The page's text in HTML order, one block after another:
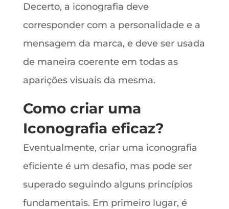
Decerto, a iconografia deve
corresponder com a personalidade e a
mensagem da marca, e deve ser usada
de maneira coerente em todas as
aparições visuais da mesma.
Como criar uma
Iconografia eficaz?
Eventualmente, criar uma iconografia
eficiente é um desafio, mas pode ser
superado seguindo alguns princípios
fundamentais. Em primeiro lugar, é